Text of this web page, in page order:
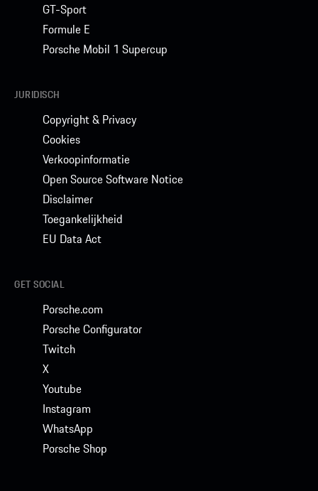
GT-Sport
Formule E
Porsche Mobil 1 Supercup
JURIDISCH
Copyright & Privacy
Cookies
Verkoopinformatie
Open Source Software Notice
Disclaimer
Toegankelijkheid
EU Data Act
GET SOCIAL
Porsche.com
Porsche Configurator
Twitch
X
Youtube
Instagram
WhatsApp
Porsche Shop